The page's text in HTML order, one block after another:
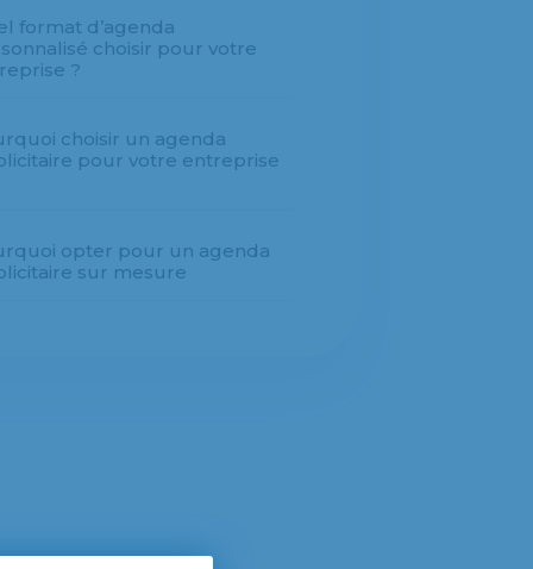
format d’agenda
choisir pour votre
?
choisir un agenda
pour votre entreprise
opter pour un agenda
sur mesure